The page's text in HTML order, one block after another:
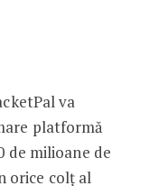
va
platformă
de milioane de
orice colț al